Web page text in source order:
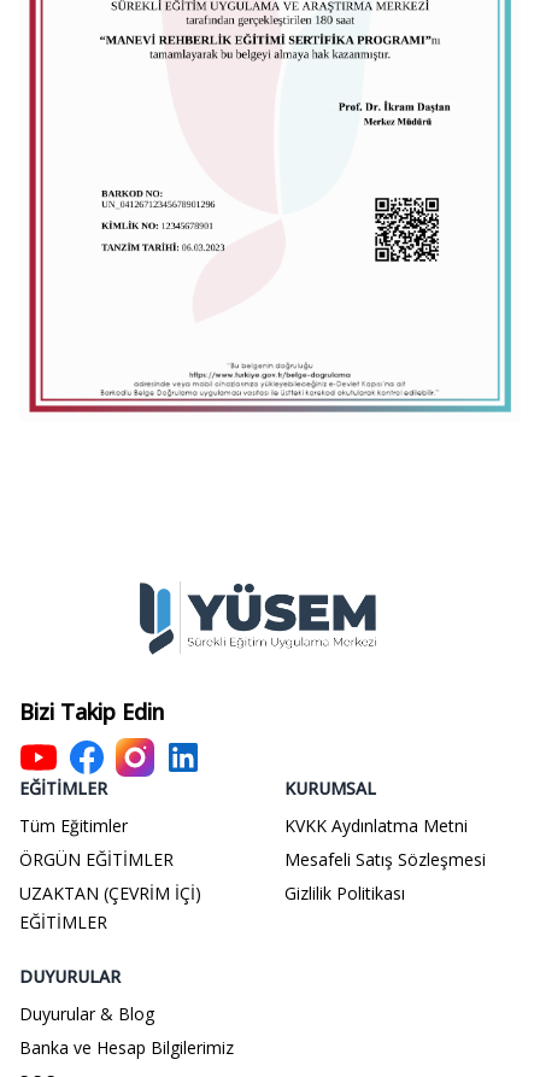
Bizi Takip Edin
EĞITIMLER
Tüm Eğitimler
ÖRGÜN EĞİTİMLER
UZAKTAN (ÇEVRİM İÇİ)
EĞİTİMLER
KURUMSAL
KVKK Aydınlatma Metni
Mesafeli Satış Sözleşmesi
Gizlilik Politikası
DUYURULAR
Duyurular & Blog
Banka ve Hesap Bilgilerimiz